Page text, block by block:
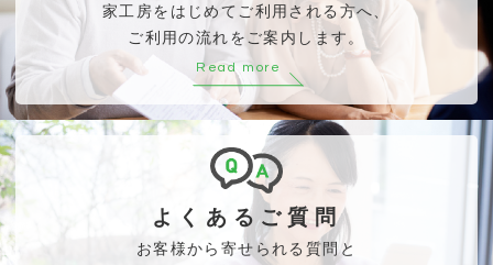
家工房をはじめてご利用される方へ、
ご利用の流れをご案内します。
Read more
よくあるご質問
お客様から寄せられる質問と